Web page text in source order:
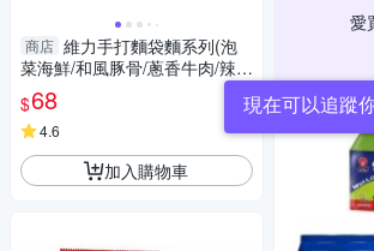
商店 維力手打麵袋麵系列(泡
菜海鮮/和風豚骨/蔥香牛肉/辣味
噌牛肉/胡麻擔擔)(5入/袋)【愛
買】
$68
4.6
加入購物車
愛
現在可以追蹤